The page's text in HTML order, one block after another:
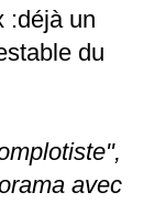
:déjà un
du
avec